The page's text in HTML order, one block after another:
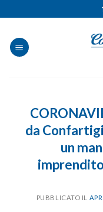
ai
contenuti
da
un
PUBBLICATO IL